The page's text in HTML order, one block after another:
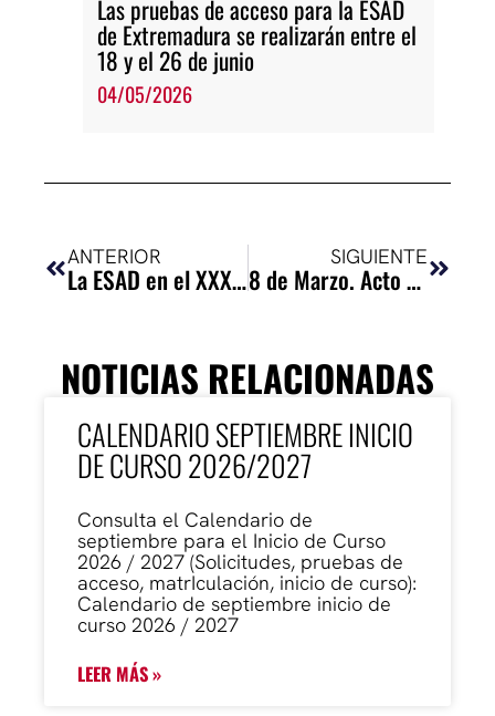
Las pruebas de acceso para la ESAD
de Extremadura se realizarán entre el
18 y el 26 de junio
04/05/2026
ANTERIOR
La ESAD en el XXXI Festival de Cine Español de Cáceres
SIGUIENTE
8 de Marzo. Acto por el Día Internacional de la Mujer
NOTICIAS RELACIONADAS
CALENDARIO SEPTIEMBRE INICIO
DE CURSO 2026/2027
Consulta el Calendario de
septiembre para el Inicio de Curso
2026 / 2027 (Solicitudes, pruebas de
acceso, matrIculación, inicio de curso):
Calendario de septiembre inicio de
curso 2026 / 2027
LEER MÁS »